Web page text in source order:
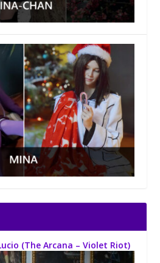
(The Arcana – Violet Riot)